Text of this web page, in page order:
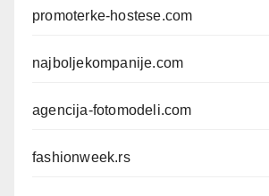
promoterke-hostese.com
najboljekompanije.com
agencija-fotomodeli.com
fashionweek.rs